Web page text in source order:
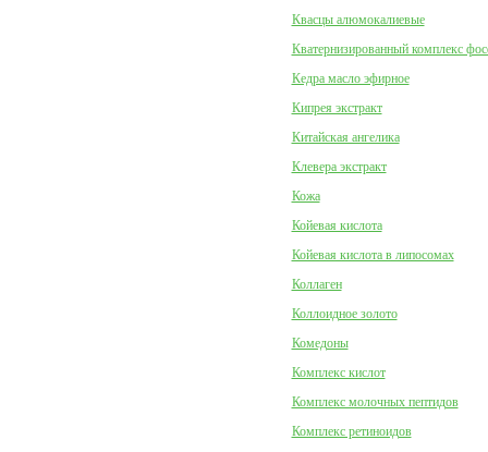
Квасцы алюмокалиевые
Кватернизированный комплекс
Кедра масло эфирное
Кипрея экстракт
Китайская ангелика
Клевера экстракт
Кожа
Койевая кислота
Койевая кислота в липосомах
Коллаген
Коллоидное золото
Комедоны
Комплекс кислот
Комплекс молочных пептидов
Комплекс ретиноидов